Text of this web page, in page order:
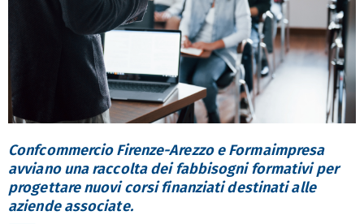
Confcommercio Firenze-Arezzo e Formaimpresa
avviano una raccolta dei fabbisogni formativi per
progettare nuovi corsi finanziati destinati alle
aziende associate.